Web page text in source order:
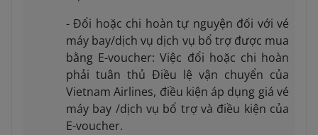
- Đổi hoặc chi hoàn tự nguyện đối với vé
máy bay/dịch vụ dịch vụ bổ trợ được mua
bằng E-voucher: Việc đổi hoặc chi hoàn
phải tuân thủ Điều lệ vận chuyển của
Vietnam Airlines, điều kiện áp dụng giá vé
máy bay /dịch vụ bổ trợ và điều kiện của
E-voucher.